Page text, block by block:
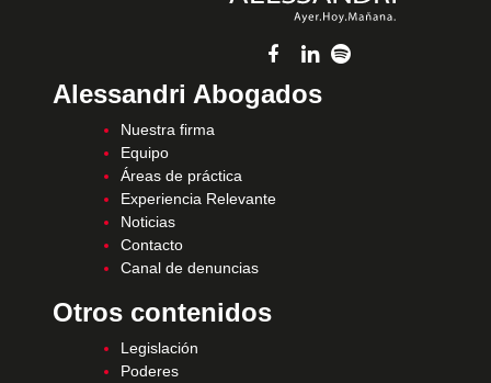
Alessandri Abogados
Nuestra firma
Equipo
Áreas de práctica
Experiencia Relevante
Noticias
Contacto
Canal de denuncias
Otros contenidos
Legislación
Poderes